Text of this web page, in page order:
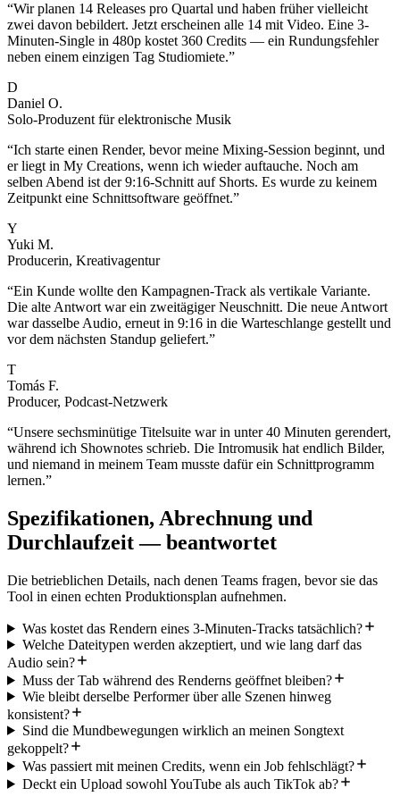
“Wir planen 14 Releases pro Quartal und haben früher vielleicht
zwei davon bebildert. Jetzt erscheinen alle 14 mit Video. Eine 3-
Minuten-Single in 480p kostet 360 Credits — ein Rundungsfehler
neben einem einzigen Tag Studiomiete.”
D
Daniel O.
Solo-Produzent für elektronische Musik
“Ich starte einen Render, bevor meine Mixing-Session beginnt, und
er liegt in My Creations, wenn ich wieder auftauche. Noch am
selben Abend ist der 9:16-Schnitt auf Shorts. Es wurde zu keinem
Zeitpunkt eine Schnittsoftware geöffnet.”
Y
Yuki M.
Producerin, Kreativagentur
“Ein Kunde wollte den Kampagnen-Track als vertikale Variante.
Die alte Antwort war ein zweitägiger Neuschnitt. Die neue Antwort
war dasselbe Audio, erneut in 9:16 in die Warteschlange gestellt und
vor dem nächsten Standup geliefert.”
T
Tomás F.
Producer, Podcast-Netzwerk
“Unsere sechsminütige Titelsuite war in unter 40 Minuten gerendert,
während ich Shownotes schrieb. Die Intromusik hat endlich Bilder,
und niemand in meinem Team musste dafür ein Schnittprogramm
lernen.”
Spezifikationen, Abrechnung und
Durchlaufzeit — beantwortet
Die betrieblichen Details, nach denen Teams fragen, bevor sie das
Tool in einen echten Produktionsplan aufnehmen.
Was kostet das Rendern eines 3-Minuten-Tracks tatsächlich?
Welche Dateitypen werden akzeptiert, und wie lang darf das
Audio sein?
Muss der Tab während des Renderns geöffnet bleiben?
Wie bleibt derselbe Performer über alle Szenen hinweg
konsistent?
Sind die Mundbewegungen wirklich an meinen Songtext
gekoppelt?
Was passiert mit meinen Credits, wenn ein Job fehlschlägt?
Deckt ein Upload sowohl YouTube als auch TikTok ab?